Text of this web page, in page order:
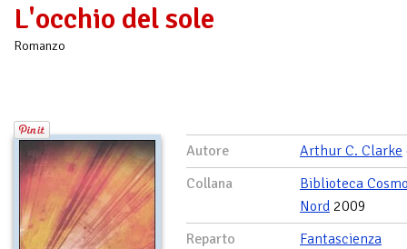
L'occhio del sole
Romanzo
Autore Arthur C. Clarke
Collana
Biblioteca
Nord 2009
Reparto
Fantascienza